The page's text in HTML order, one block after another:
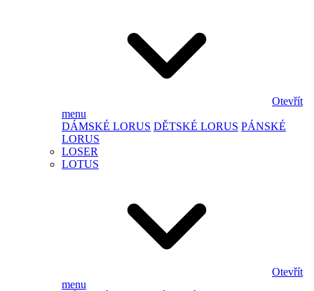
Otevřít
menu
DÁMSKÉ LORUS DĚTSKÉ LORUS PÁNSKÉ
LORUS
LOSER
LOTUS
Otevřít
menu